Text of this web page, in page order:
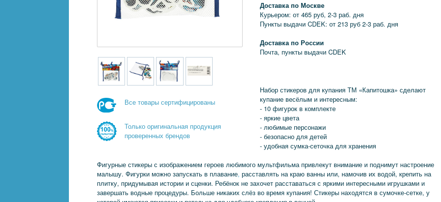
Все товары сертифицированы
Только оригинальная продукция
проверенных брендов
Доставка по Москве
Курьером: от 465 руб, 2-3 раб. дня
Пункты выдачи CDEK: от 213 руб 2-3 раб. дня
Доставка по России
Почта, пункты выдачи CDEK
Набор стикеров для купания ТМ «Капитошка» сделают
купание весёлым и интересным:
- 10 фигурок в комплекте
- яркие цвета
- любимые персонажи
- безопасно для детей
- удобная сумка-сеточка для хранения
Фигурные стикеры с изображением героев любимого мультфильма привлекут внимание и поднимут настроение
малышу. Фигурки можно запускать в плавание, расставлять на краю ванны или, намочив их водой, крепить на
плитку, придумывая истории и сценки. Ребёнок не захочет расставаться с яркими интересными игрушками и
завершать водные процедуры. Больше никаких слёз во время купания! Стикеры находятся в сумочке-сетке, у